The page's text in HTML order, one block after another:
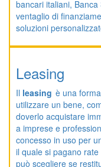
bancari italiani,
ventaglio di
soluzioni
Leasing
Il leasing è una
utilizzare un bene,
doverlo acquistare
a imprese e
concesso in uso per
il quale si pagano
può scegliere se